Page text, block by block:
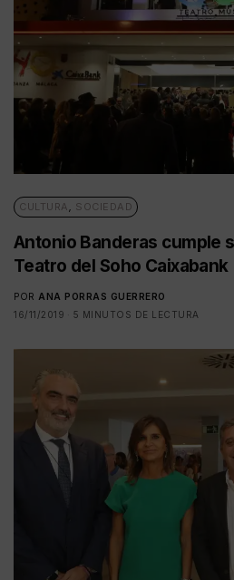
CULTURA , SOCIEDAD
Antonio Banderas cumple
Teatro del Soho Caixabank
POR ANA PORRAS GUERRERO
16/11/2019
5 MINUTOS DE LECTURA